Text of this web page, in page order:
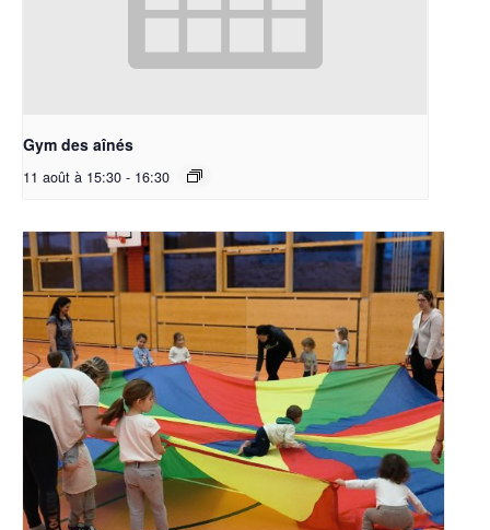
Gym des aînés
11 août à 15:30 - 16:30